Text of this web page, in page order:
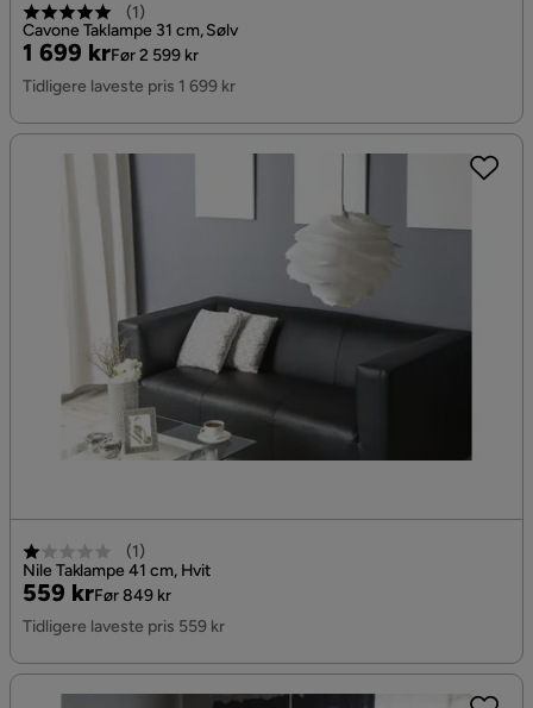
(1)
Cavone Taklampe 31 cm, Sølv
Pris
1 699 kr
Original
Pris
Før 2 599 kr
Tidligere laveste pris 1 699 kr
(1)
Nile Taklampe 41 cm, Hvit
Pris
559 kr
Original
Pris
Før 849 kr
Tidligere laveste pris 559 kr